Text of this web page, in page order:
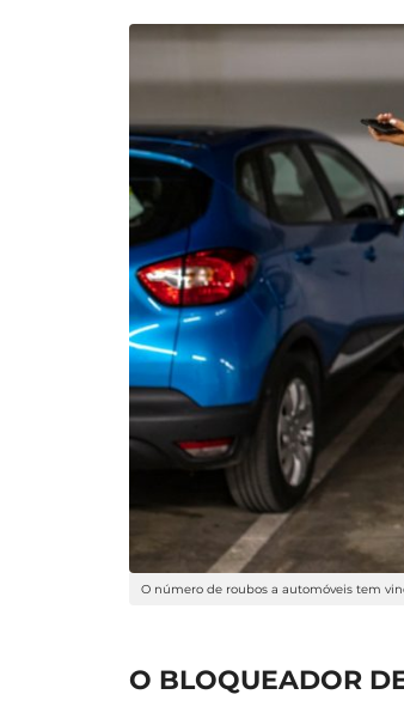
O número de roubos a automóveis tem
O BLOQUEADOR